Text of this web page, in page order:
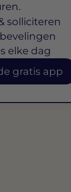
solliciteren
elke dag
gratis app